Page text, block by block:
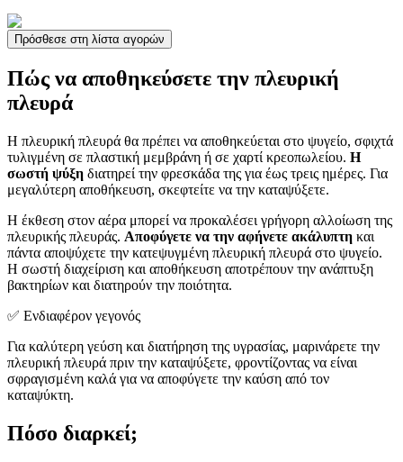
Πρόσθεσε στη λίστα αγορών
Πώς να αποθηκεύσετε την πλευρική
πλευρά
Η πλευρική πλευρά θα πρέπει να αποθηκεύεται στο ψυγείο, σφιχτά
τυλιγμένη σε πλαστική μεμβράνη ή σε χαρτί κρεοπωλείου. Η
σωστή ψύξη διατηρεί την φρεσκάδα της για έως τρεις ημέρες. Για
μεγαλύτερη αποθήκευση, σκεφτείτε να την καταψύξετε.
Η έκθεση στον αέρα μπορεί να προκαλέσει γρήγορη αλλοίωση της
πλευρικής πλευράς. Αποφύγετε να την αφήνετε ακάλυπτη και
πάντα αποψύχετε την κατεψυγμένη πλευρική πλευρά στο ψυγείο.
Η σωστή διαχείριση και αποθήκευση αποτρέπουν την ανάπτυξη
βακτηρίων και διατηρούν την ποιότητα.
✅ Ενδιαφέρον γεγονός
Για καλύτερη γεύση και διατήρηση της υγρασίας, μαρινάρετε την
πλευρική πλευρά πριν την καταψύξετε, φροντίζοντας να είναι
σφραγισμένη καλά για να αποφύγετε την καύση από τον
καταψύκτη.
Πόσο διαρκεί;